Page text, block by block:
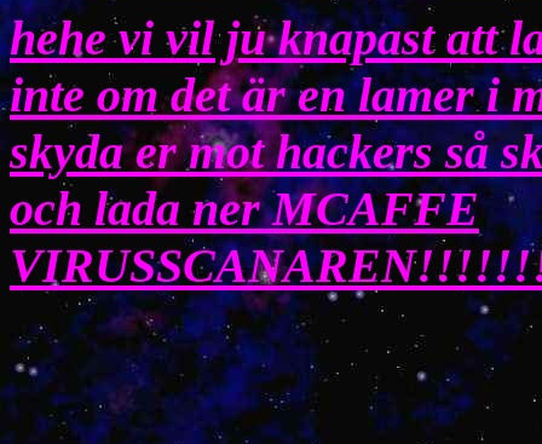
hehe vi vil ju knapast att
inte om det är en lamer i
skyda er mot hackers så
och lada ner MCAFFE